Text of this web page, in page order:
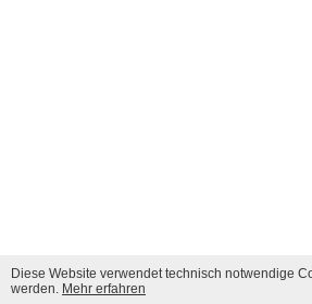
Diese Website verwendet technisch notwendige
werden. Mehr erfahren